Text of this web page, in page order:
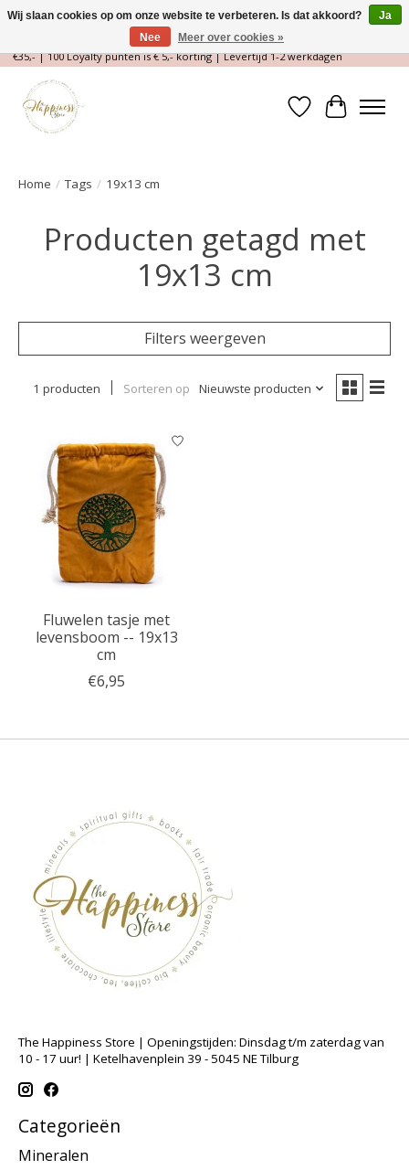
Magische Conceptstore, Edelstenen & Spirituele winkel | Gratis verzending >
€35,- | 100 Loyalty punten is € 5,- korting | Levertijd 1-2 werkdagen
Verlanglijst
Home / Tags / 19x13 cm
Producten getagd met
19x13 cm
Filters weergeven
1 producten Sorteren op Nieuwste producten
Fluwelen tasje met
levensboom -- 19x13
cm
€6,95
The Happiness Store | Openingstijden: Dinsdag t/m zaterdag van
10 - 17 uur! | Ketelhavenplein 39 - 5045 NE Tilburg
Categorieën
Mineralen
Wij slaan cookies op om onze website te verbeteren. Is dat akkoord?
Ja
Nee
Meer over cookies »